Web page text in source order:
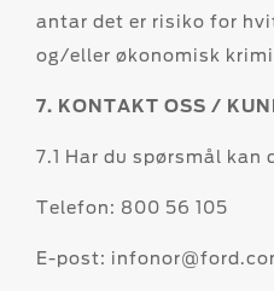
antar det er risiko for
og/eller økonomisk
7. KONTAKT OSS /
7.1 Har du spørsmål kan
Telefon: 800 56 105
E-post: